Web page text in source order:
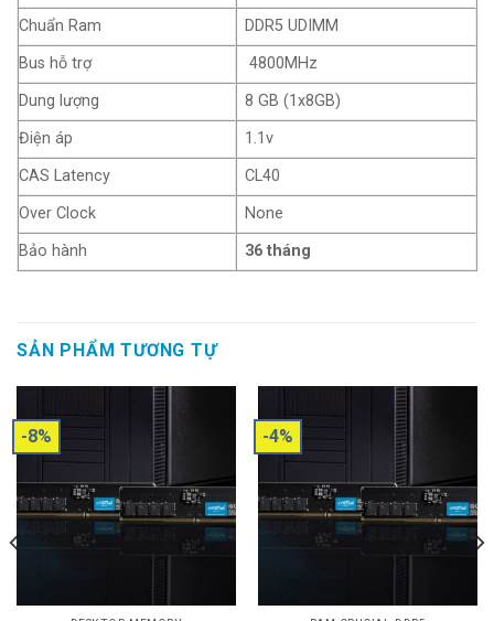
Chuẩn Ram
DDR5 UDIMM
Bus hỗ trợ
4800MHz
Dung lượng
8 GB (1x8GB)
Điện áp
1.1v
CAS Latency
CL40
Over Clock
None
Bảo hành
36 tháng
SẢN PHẨM TƯƠNG TỰ
-8% -4%